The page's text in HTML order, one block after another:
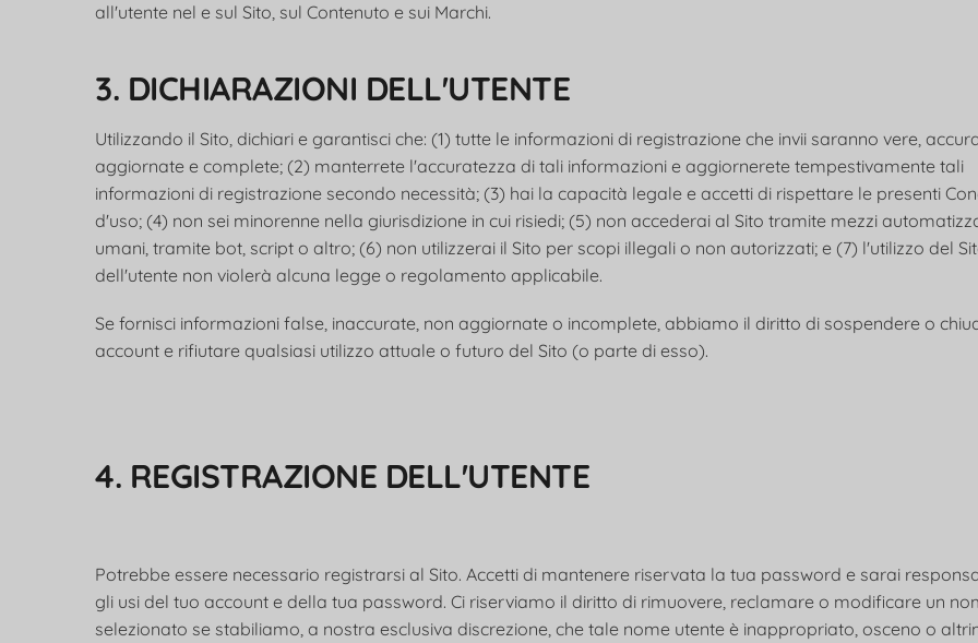
all'utente nel e sul Sito, sul Contenuto e sui Marchi.
3. DICHIARAZIONI DELL'UTENTE
Utilizzando il Sito, dichiari e garantisci che: (1) tutte le informazioni di registrazione che invii saranno vere,
aggiornate e complete; (2) manterrete l'accuratezza di tali informazioni e aggiornerete tempestivamente tali
informazioni di registrazione secondo necessità; (3) hai la capacità legale e accetti di rispettare le presenti
d'uso; (4) non sei minorenne nella giurisdizione in cui risiedi; (5) non accederai al Sito tramite mezzi
umani, tramite bot, script o altro; (6) non utilizzerai il Sito per scopi illegali o non autorizzati; e (7) l'utilizzo del
dell'utente non violerà alcuna legge o regolamento applicabile.
Se fornisci informazioni false, inaccurate, non aggiornate o incomplete, abbiamo il diritto di sospendere o
account e rifiutare qualsiasi utilizzo attuale o futuro del Sito (o parte di esso).
4. REGISTRAZIONE DELL'UTENTE
Potrebbe essere necessario registrarsi al Sito. Accetti di mantenere riservata la tua password e sarai
gli usi del tuo account e della tua password. Ci riserviamo il diritto di rimuovere, reclamare o modificare un
selezionato se stabiliamo, a nostra esclusiva discrezione, che tale nome utente è inappropriato, osceno o